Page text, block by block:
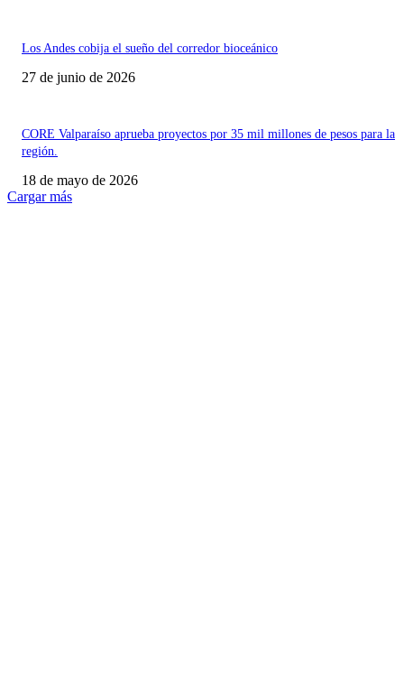
Los Andes cobija el sueño del corredor bioceánico
27 de junio de 2026
CORE Valparaíso aprueba proyectos por 35 mil millones de pesos para la
región.
18 de mayo de 2026
Cargar más